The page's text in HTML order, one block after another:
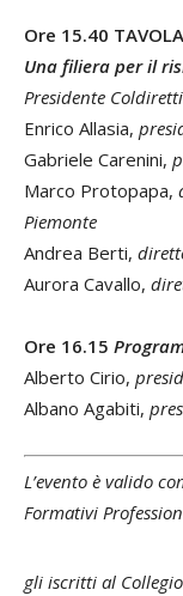
Ore 15.40
Una filiera per il
Presidente
Enrico Allasia,
Gabriele Carenini,
Marco Protopapa,
Piemonte
Andrea Berti,
Aurora Cavallo,
Ore 16.15
Alberto Cirio,
Albano Agabiti,
L’evento è valido
Formativi
gli iscritti al